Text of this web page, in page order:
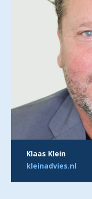
Klaas Klein
kleinadvies.nl